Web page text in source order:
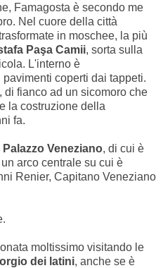
Famagosta è secondo me
Nel cuore della città
in moschee, la più
Paşa Camii, sorta sulla
L'interno è
coperti dai tappeti.
fianco ad un sicomoro che
la costruzione della
fa.
Palazzo Veneziano, di cui è
arco centrale su cui è
Renier, Capitano Veneziano
moltissimo visitando le
dei latini, anche se è